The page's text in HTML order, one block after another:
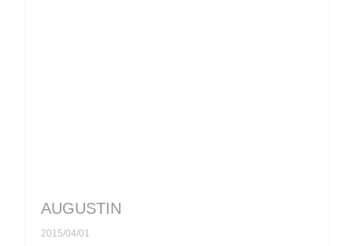
AUGUSTIN
2015/04/01